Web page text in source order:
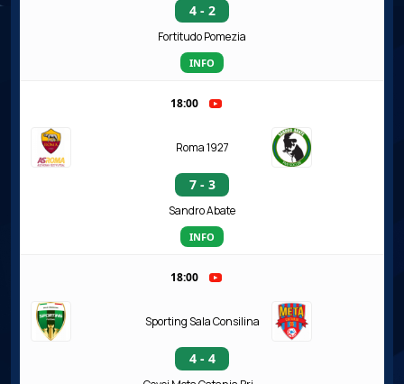
4 - 2
Fortitudo Pomezia
INFO
18:00
Roma 1927
7 - 3
Sandro Abate
INFO
18:00
Sporting Sala Consilina
4 - 4